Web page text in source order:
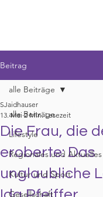
Beitrag
alle Beiträge
Lifestyle
Regionales und Aktuelles
Kultur und Sport
Gesellschaft
alle Beiträge
Die Frau, die
eroberte: Das
unglaubliche
SJaidhauser
13. Mai 2 Min. Lesezeit